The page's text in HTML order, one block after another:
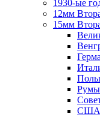
1930-ые
12мм
15мм
США